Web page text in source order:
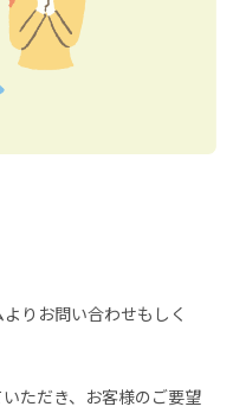
りお問い合わせもしく
ただき、お客様のご要望